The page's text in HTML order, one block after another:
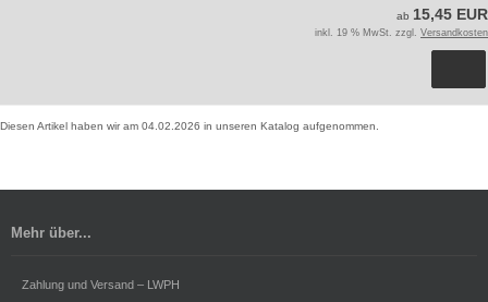
ab 15,45 EUR
inkl. 19 % MwSt. zzgl. Versandkosten
Diesen Artikel haben wir am 04.02.2026 in unseren Katalog aufgenommen.
Mehr über...
Zahlung und Versand – LWPH